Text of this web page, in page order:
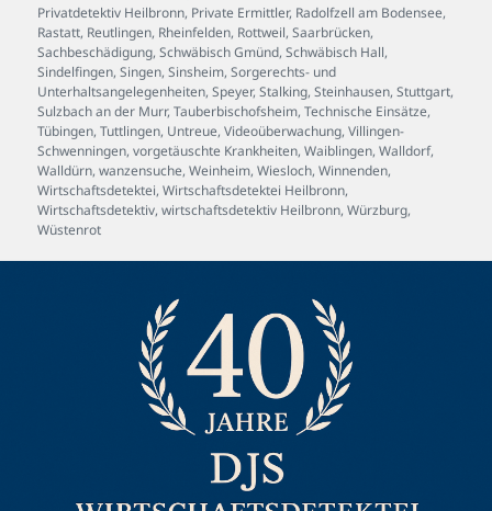
Privatdetektiv Heilbronn, Private Ermittler, Radolfzell am Bodensee,
Rastatt, Reutlingen, Rheinfelden, Rottweil,Saarbrücken,
Sachbeschädigung,Schwäbisch Gmünd,Schwäbisch Hall,
Sindelfingen,Singen,Sinsheim,Sorgerechts- und
Unterhaltsangelegenheiten,Speyer,Stalking,Steinhausen,Stuttgart,
Sulzbach an der Murr,Tauberbischofsheim,Technische Einsätze,
Tübingen,Tuttlingen, Untreue,Videoüberwachung,Villingen-
Schwenningen,vorgetäuschte Krankheiten,Waiblingen,Walldorf,
Walldürn,wanzensuche,Weinheim,Wiesloch,Winnenden,
Wirtschaftsdetektei,Wirtschaftsdetektei Heilbronn,
Wirtschaftsdetektiv,wirtschaftsdetektiv Heilbronn,Würzburg,
Wüstenrot